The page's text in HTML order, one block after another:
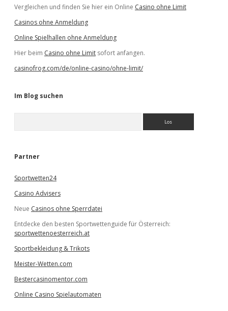
Vergleichen und finden Sie hier ein Online Casino ohne Limit
Casinos ohne Anmeldung
Online Spielhallen ohne Anmeldung
Hier beim Casino ohne Limit sofort anfangen.
casinofrog.com/de/online-casino/ohne-limit/
Im Blog suchen
e
Partner
Sportwetten24
Casino Advisers
Neue Casinos ohne Sperrdatei
Entdecke den besten Sportwettenguide für Österreich:
sportwettenoesterreich.at
Sportbekleidung & Trikots
Meister-Wetten.com
Bestercasinomentor.com
Online Casino Spielautomaten